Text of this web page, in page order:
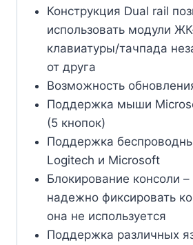
Конструкция Dual rail
использовать модули
клавиатуры/тачпада
от друга
Возможность
Поддержка мыши
(5 кнопок)
Поддержка
Logitech и Microsoft
Блокирование консоли –
надежно фиксировать
она не используется
Поддержка различных